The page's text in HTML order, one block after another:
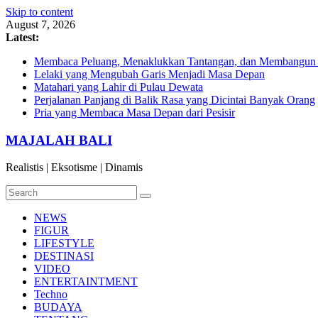
Skip to content
August 7, 2026
Latest:
Membaca Peluang, Menaklukkan Tantangan, dan
Lelaki yang Mengubah Garis Menjadi Masa Depan
Matahari yang Lahir di Pulau Dewata
Perjalanan Panjang di Balik Rasa yang Dicintai Banyak Orang
Pria yang Membaca Masa Depan dari Pesisir
MAJALAH BALI
Realistis | Eksotisme | Dinamis
NEWS
FIGUR
LIFESTYLE
DESTINASI
VIDEO
ENTERTAINTMENT
Techno
BUDAYA